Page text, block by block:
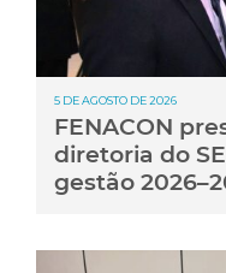
5 DE AGOSTO DE 2026
FENACON
diretoria do
gestão